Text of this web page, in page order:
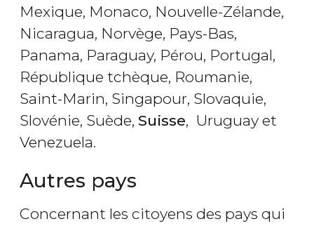
Mexique, Monaco, Nouvelle-Zélande,
Nicaragua, Norvège, Pays-Bas,
Panama, Paraguay, Pérou, Portugal,
République tchèque, Roumanie,
Saint-Marin, Singapour, Slovaquie,
Slovénie, Suède, Suisse, Uruguay et
Venezuela.
Autres pays
Concernant les citoyens des pays qui